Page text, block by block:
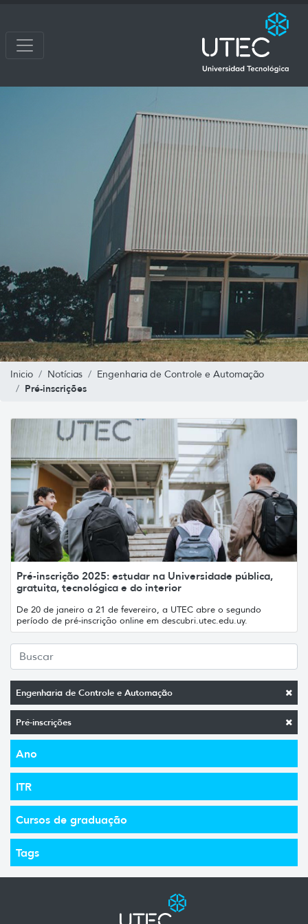
Inicio Notícias Engenharia de Controle e Automação
Pré-inscrições
Engenharia de Controle e Automação
Pré-inscrições
Ano
ITR
Cursos de graduação
Tags
Pré-inscrição 2025: estudar na Universidade pública,
gratuita, tecnológica e do interior
De 20 de janeiro a 21 de fevereiro, a UTEC abre o segundo
período de pré-inscrição online em descubri.utec.edu.uy.